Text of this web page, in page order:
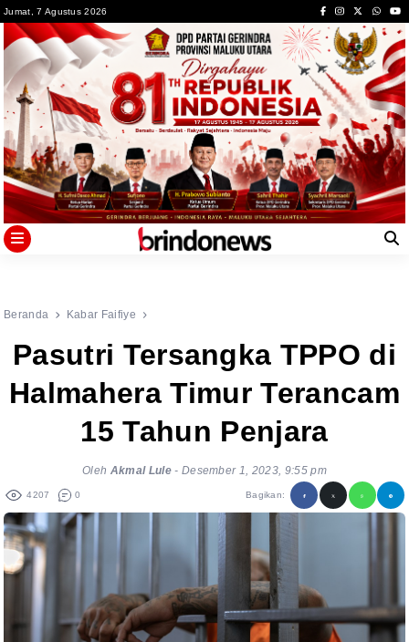
to
content
Jumat, 7 Agustus 2026
Beranda Kabar Faifiye
Pasutri Tersangka TPPO di
Halmahera Timur Terancam
15 Tahun Penjara
Oleh Akmal Lule - Desember 1, 2023, 9:55 pm
4207 0 Bagikan: